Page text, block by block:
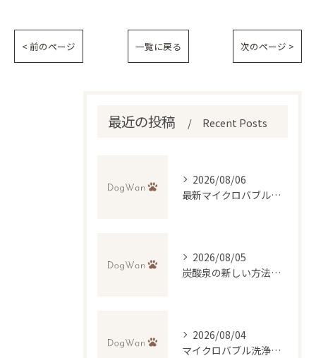
< 前のページ 一覧に戻る 次のページ >
最近の投稿 Recent Posts
2026/08/06
最新マイクロバブル技術で理想のふわふわ仕上げを実現するトリミング法
2026/08/05
炭酸泉の新しい方法で自宅再現と効果・デメリットを徹底比較
2026/08/04
マイクロバブル洗浄が叶える低刺激トリミングの魅力